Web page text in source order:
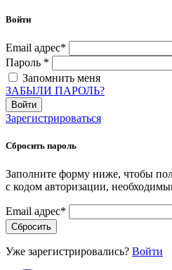
Войти
Email адрес*
Пароль *
Запомнить меня
ЗАБЫЛИ ПАРОЛЬ?
Войти
Зарегистрироваться
Сбросить пароль
Заполните форму ниже, чтобы
с кодом авторизации,
Email адрес*
Сбросить
Уже зарегистрировались? Войти